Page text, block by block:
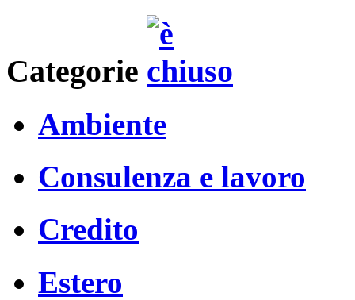
Categorie
Ambiente
Consulenza e lavoro
Credito
Estero